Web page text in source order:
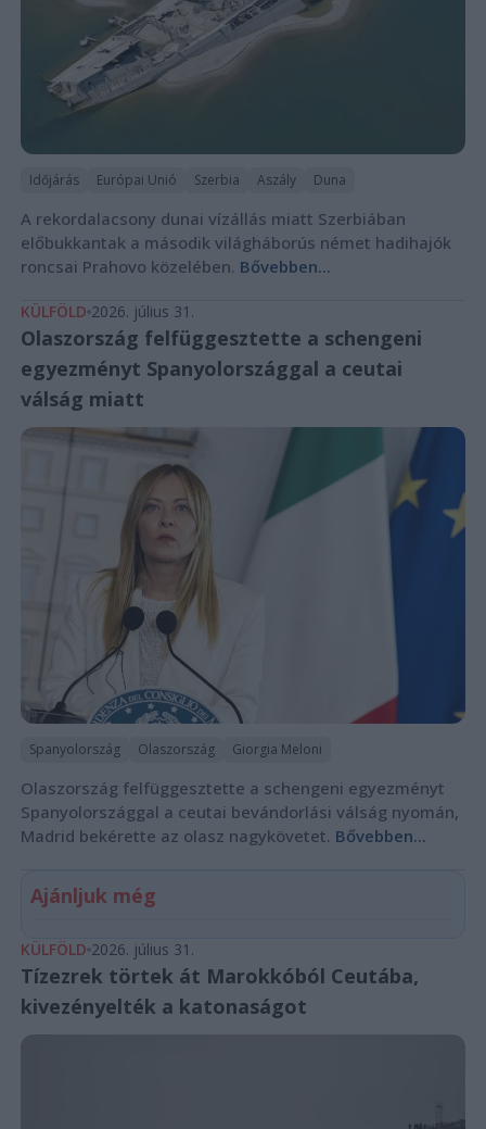
Időjárás Európai Unió Szerbia Aszály Duna
A rekordalacsony dunai vízállás miatt Szerbiában
előbukkantak a második világháborús német hadihajók
roncsai Prahovo közelében. Bővebben...
KÜLFÖLD 2026. július 31.
Olaszország felfüggesztette a schengeni
egyezményt Spanyolországgal a ceutai
válság miatt
Spanyolország Olaszország Giorgia Meloni
Olaszország felfüggesztette a schengeni egyezményt
Spanyolországgal a ceutai bevándorlási válság nyomán,
Madrid bekérette az olasz nagykövetet. Bővebben...
Ajánljuk még
KÜLFÖLD 2026. július 31.
Tízezrek törtek át Marokkóból Ceutába,
kivezényelték a katonaságot